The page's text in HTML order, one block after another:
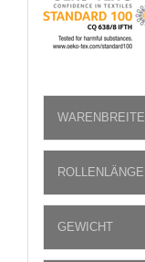
WARENBREITE
ROLLENLÄNGE
GEWICHT